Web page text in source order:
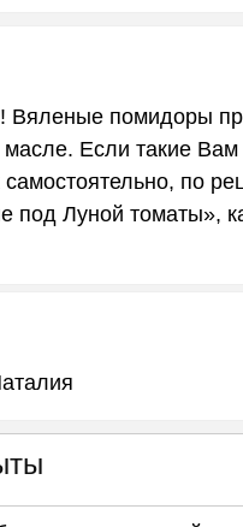
Вяленые помидоры
Если такие Вам
самостоятельно, по
под Луной томаты»,